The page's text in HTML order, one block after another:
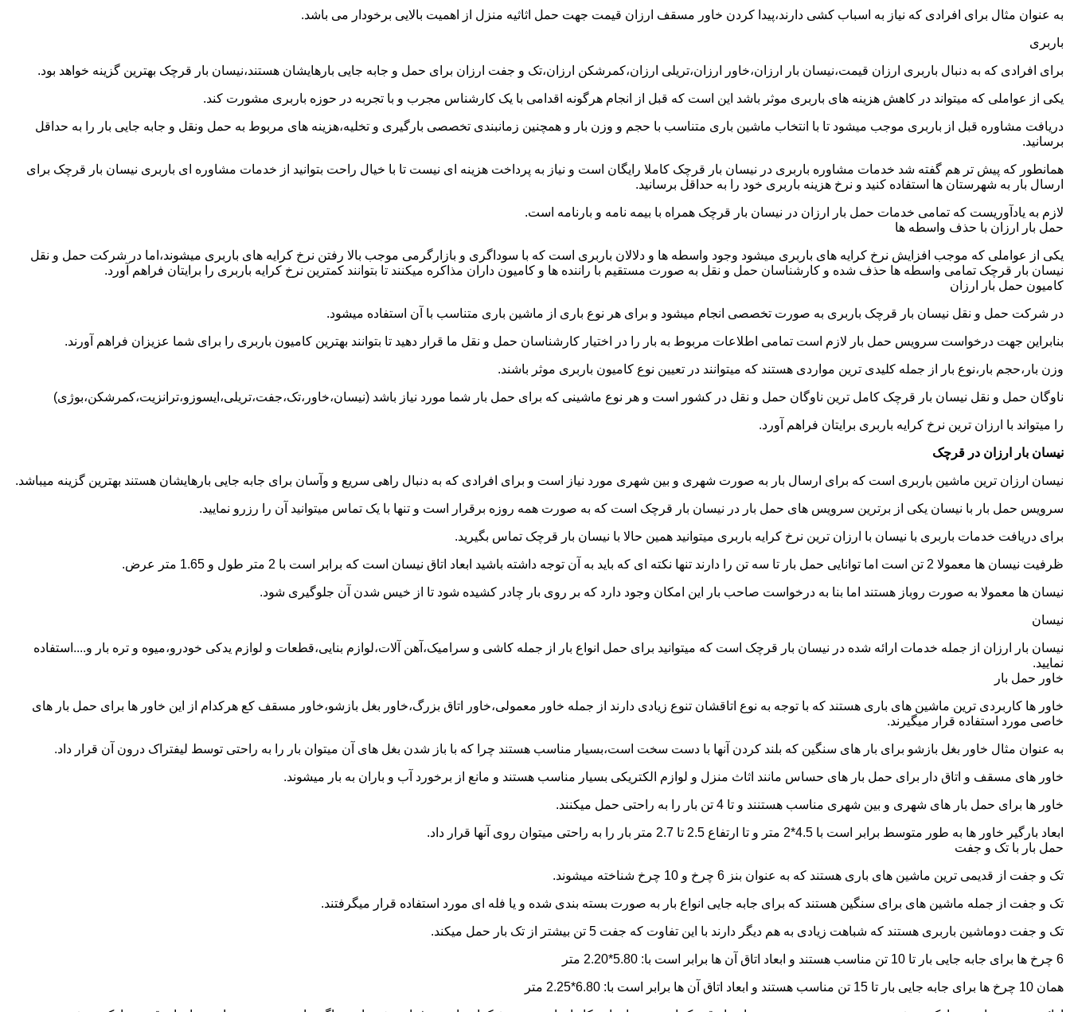
به عنوان مثال برای افرادی که نیاز به اسباب کشی دارند،پیدا کردن خاور مسقف ارزان قیمت جهت حمل اثاثیه منزل از اهمیت بالایی برخودار می باشد.
باربری
برای افرادی که به دنبال باربری ارزان قیمت،نیسان بار ارزان،خاور ارزان،تریلی ارزان،کمرشکن ارزان،تک و جفت ارزان برای حمل و جابه جایی بارهایشان هستند،نیسان بار قرچک بهترین گزینه خواهد بود.
یکی از عواملی که میتواند در کاهش هزینه های باربری موثر باشد این است که قبل از انجام هرگونه اقدامی با یک کارشناس مجرب و با تجربه در حوزه باربری مشورت کند.
دریافت مشاوره قبل از باربری موجب میشود تا با انتخاب ماشین باری متناسب با حجم و وزن بار و همچنین زمانبندی تخصصی بارگیری و تخلیه،هزینه های مربوط به حمل ونقل و جابه جایی بار را به حداقل
برسانید.
همانطور که پیش تر هم گفته شد خدمات مشاوره باربری در نیسان بار قرچک کاملا رایگان است و نیاز به پرداخت هزینه ای نیست تا با خیال راحت بتوانید از خدمات مشاوره ای باربری نیسان بار قرچک برای
ارسال بار به شهرستان ها استفاده کنید و نرخ هزینه باربری خود را به حداقل برسانید.
لازم به یادآوریست که تمامی خدمات حمل بار ارزان در نیسان بار قرچک همراه با بیمه نامه و بارنامه است.
حمل بار ارزان با حذف واسطه ها
یکی از عواملی که موجب افزایش نرخ کرایه های باربری میشود وجود واسطه ها و دلالان باربری است که با سوداگری و بازارگرمی موجب بالا رفتن نرخ کرایه های باربری میشوند،اما در شرکت حمل و نقل
نیسان بار قرچک تمامی واسطه ها حذف شده و کارشناسان حمل و نقل به صورت مستقیم با راننده ها و کامیون داران مذاکره میکنند تا بتوانند کمترین نرخ کرایه باربری را برایتان فراهم آورد.
کامیون حمل بار ارزان
در شرکت حمل و نقل نیسان بار قرچک باربری به صورت تخصصی انجام میشود و برای هر نوع باری از ماشین باری متناسب با آن استفاده میشود.
بنابراین جهت درخواست سرویس حمل بار لازم است تمامی اطلاعات مربوط به بار را در اختیار کارشناسان حمل و نقل ما قرار دهید تا بتوانند بهترین کامیون باربری را برای شما عزیزان فراهم آورند.
وزن بار،حجم بار،نوع بار از جمله کلیدی ترین مواردی هستند که میتوانند در تعیین نوع کامیون باربری موثر باشند.
ناوگان حمل و نقل نیسان بار قرچک کامل ترین ناوگان حمل و نقل در کشور است و هر نوع ماشینی که برای حمل بار شما مورد نیاز باشد (نیسان،خاور،تک،جفت،تریلی،ایسوزو،ترانزیت،کمرشکن،بوژی)
را میتواند با ارزان ترین نرخ کرایه باربری برایتان فراهم آورد.
نیسان بار ارزان در قرچک
نیسان ارزان ترین ماشین باربری است که برای ارسال بار به صورت شهری و بین شهری مورد نیاز است و برای افرادی که به دنبال راهی سریع و وآسان برای جابه جایی بارهایشان هستند بهترین گزینه میباشد.
سرویس حمل بار با نیسان یکی از برترین سرویس های حمل بار در نیسان بار قرچک است که به صورت همه روزه برقرار است و تنها با یک تماس میتوانید آن را رزرو نمایید.
برای دریافت خدمات باربری با نیسان با ارزان ترین نرخ کرایه باربری میتوانید همین حالا با نیسان بار قرچک تماس بگیرید.
ظرفیت نیسان ها معمولا 2 تن است اما توانایی حمل بار تا سه تن را دارند تنها نکته ای که باید به آن توجه داشته باشید ابعاد اتاق نیسان است که برابر است با 2 متر طول و 1.65 متر عرض.
نیسان ها معمولا به صورت روباز هستند اما بنا به درخواست صاحب بار این امکان وجود دارد که بر روی بار چادر کشیده شود تا از خیس شدن آن جلوگیری شود.
نیسان
نیسان بار ارزان از جمله خدمات ارائه شده در نیسان بار قرچک است که میتوانید برای حمل انواع بار از جمله کاشی و سرامیک،آهن آلات،لوازم بنایی،قطعات و لوازم یدکی خودرو،میوه و تره بار و....استفاده
نمایید.
خاور حمل بار
خاور ها کاربردی ترین ماشین های باری هستند که با توجه به نوع اتاقشان تنوع زیادی دارند از جمله خاور معمولی،خاور اتاق بزرگ،خاور بغل بازشو،خاور مسقف کع هرکدام از این خاور ها برای حمل بار های
خاصی مورد استفاده قرار میگیرند.
به عنوان مثال خاور بغل بازشو برای بار های سنگین که بلند کردن آنها با دست سخت است،بسیار مناسب هستند چرا که با باز شدن بغل های آن میتوان بار را به راحتی توسط لیفتراک درون آن قرار داد.
خاور های مسقف و اتاق دار برای حمل بار های حساس مانند اثاث منزل و لوازم الکتریکی بسیار مناسب هستند و مانع از برخورد آب و باران به بار میشوند.
خاور ها برای حمل بار های شهری و بین شهری مناسب هستنند و تا 4 تن بار را به راحتی حمل میکنند.
ابعاد بارگیر خاور ها به طور متوسط برابر است با 4.5*2 متر و تا ارتفاع 2.5 تا 2.7 متر بار را به راحتی میتوان روی آنها قرار داد.
حمل بار با تک و جفت
تک و جفت از قدیمی ترین ماشین های باری هستند که به عنوان بنز 6 چرخ و 10 چرخ شناخته میشوند.
تک و جفت از جمله ماشین های برای سنگین هستند که برای جابه جایی انواع بار به صورت بسته بندی شده و یا فله ای مورد استفاده قرار میگرفتند.
تک و جفت دوماشین باربری هستند که شباهت زیادی به هم دیگر دارند با این تفاوت که جفت 5 تن بیشتر از تک بار حمل میکند.
6 چرخ ها برای جابه جایی بار تا 10 تن مناسب هستند و ابعاد اتاق آن ها برابر است با: 5.80*2.20 متر
همان 10 چرخ ها برای جابه جایی بار تا 15 تن مناسب هستند و ابعاد اتاق آن ها برابر است با: 6.80*2.25 متر